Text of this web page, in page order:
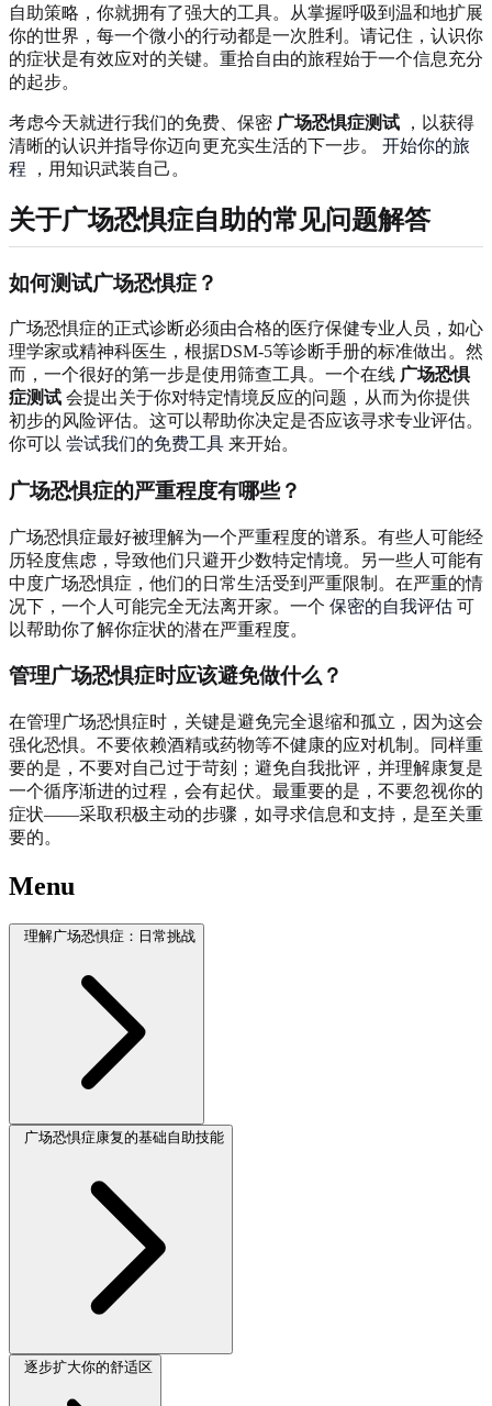
自助策略，你就拥有了强大的工具。从掌握呼吸到温和地扩展
你的世界，每一个微小的行动都是一次胜利。请记住，认识你
的症状是有效应对的关键。重拾自由的旅程始于一个信息充分
的起步。
考虑今天就进行我们的免费、保密 广场恐惧症测试 ，以获得
清晰的认识并指导你迈向更充实生活的下一步。 开始你的旅
程 ，用知识武装自己。
关于广场恐惧症自助的常见问题解答
如何测试广场恐惧症？
广场恐惧症的正式诊断必须由合格的医疗保健专业人员，如心
理学家或精神科医生，根据DSM-5等诊断手册的标准做出。然
而，一个很好的第一步是使用筛查工具。一个在线 广场恐惧
症测试 会提出关于你对特定情境反应的问题，从而为你提供
初步的风险评估。这可以帮助你决定是否应该寻求专业评估。
你可以 尝试我们的免费工具 来开始。
广场恐惧症的严重程度有哪些？
广场恐惧症最好被理解为一个严重程度的谱系。有些人可能经
历轻度焦虑，导致他们只避开少数特定情境。另一些人可能有
中度广场恐惧症，他们的日常生活受到严重限制。在严重的情
况下，一个人可能完全无法离开家。一个 保密的自我评估 可
以帮助你了解你症状的潜在严重程度。
管理广场恐惧症时应该避免做什么？
在管理广场恐惧症时，关键是避免完全退缩和孤立，因为这会
强化恐惧。不要依赖酒精或药物等不健康的应对机制。同样重
要的是，不要对自己过于苛刻；避免自我批评，并理解康复是
一个循序渐进的过程，会有起伏。最重要的是，不要忽视你的
症状——采取积极主动的步骤，如寻求信息和支持，是至关重
要的。
Menu
理解广场恐惧症：日常挑战
广场恐惧症康复的基础自助技能
逐步扩大你的舒适区